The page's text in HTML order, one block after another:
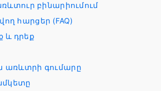
բինարիումում
հարցեր (FAQ)
և դրեք
առևտրի գումարը